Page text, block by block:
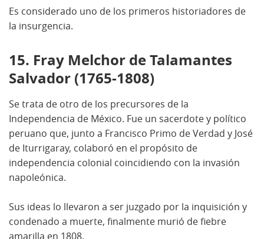
Es considerado uno de los primeros historiadores de
la insurgencia.
15. Fray Melchor de Talamantes
Salvador (1765-1808)
Se trata de otro de los precursores de la
Independencia de México. Fue un sacerdote y político
peruano que, junto a Francisco Primo de Verdad y José
de Iturrigaray, colaboró en el propósito de
independencia colonial coincidiendo con la invasión
napoleónica.
Sus ideas lo llevaron a ser juzgado por la inquisición y
condenado a muerte, finalmente murió de fiebre
amarilla en 1808.